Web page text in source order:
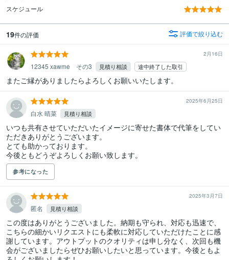
スケジュール
19件の評価 評価で絞り込む
2月16日
12345 xawme その3 見積り相談 途中終了した取引
またご縁がありましたらよろしくお願いいたします。
2025年6月25日
白水 晴菜 見積り相談
いつも共有させていただいたイメージに寄せた書体で代筆をしてい
ただきありがとうございます。
とても助かっております。
今後ともどうぞよろしくお願い致します。
参考になった
2025年3月7日
匿名 見積り相談
この度はありがとうございました。納期も守られ、対応も迅速で、
こちらの細かいリクエストにも柔軟に対応していただけたことに感
謝しています。アウトプットのクオリティは申し分なく、次回も機
会がございましたらぜひお願いしたいと思っています。今後ともよ